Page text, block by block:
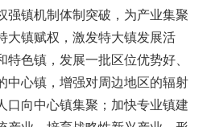
强镇机制体制突破，为产业集聚
大镇赋权，激发特大镇发展活
色镇，发展一批区位优势好、
中心镇，增强对周边地区的辐射
口向中心镇集聚；加快专业镇建